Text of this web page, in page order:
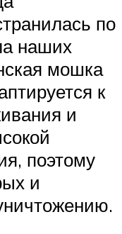
по
наших
мошка
к
и
поэтому
и